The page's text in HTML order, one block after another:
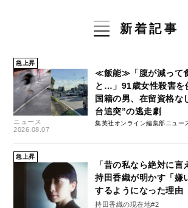
新着記事
急上昇
ニュース
2026.08.07
≪飯能≫「腹が減って
と…」91歳女性殺害を
国籍の男、在留資格
台追突”の逃走劇
集英社オンライン編集部ニュー
急上昇
「昔の私なら絶対に
持田香織が明かす「嫌
するようになった理由
持田香織の現在地#2